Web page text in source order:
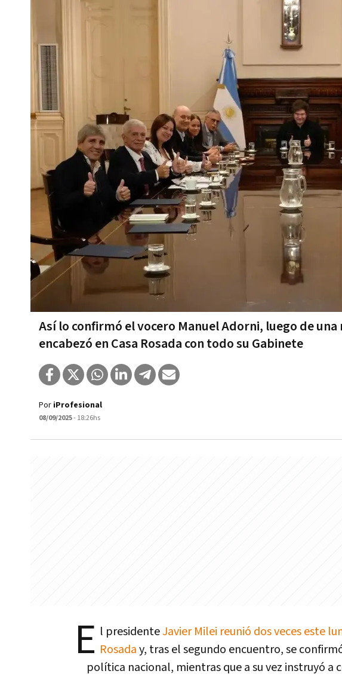
Así lo confirmó el vocero Manuel Adorni, luego de
encabezó en Casa Rosada con todo su Gabinete
Por iProfesional
08/09/2025- 18:26hs
E l presidenteJavier Milei reunió dos veces este
Rosaday, tras el segundo encuentro, se
política nacional, mientras que a su vez instruyó a